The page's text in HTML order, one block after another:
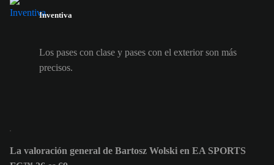
Inventiva
Los pases con clase y pases con el exterior son más
precisos.
La valoración general de Bartosz Wolski en EA SPORTS